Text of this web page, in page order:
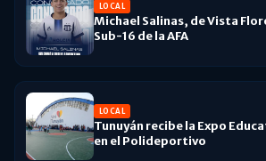
LOCAL
Michael Salinas, de Vista
Sub-16 de la AFA
LOCAL
Tunuyán recibe la Expo
en el Polideportivo